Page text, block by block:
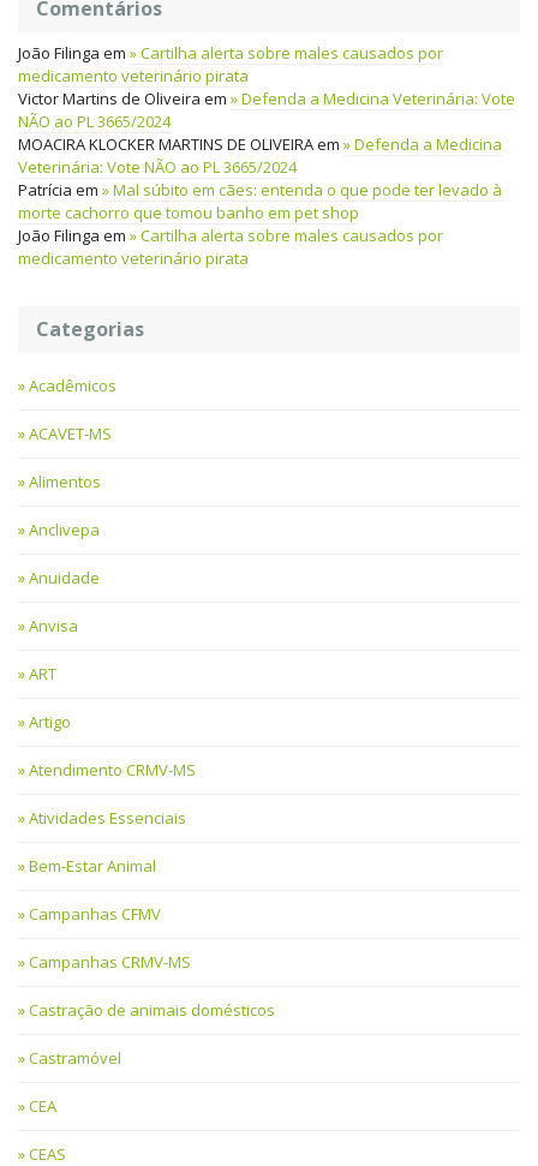
Comentários
João Filinga em
Cartilha alerta sobre males causados por
medicamento veterinário pirata
Victor Martins de Oliveira em
Defenda a Medicina Veterinária: Vote
NÃO ao PL 3665/2024
MOACIRA KLOCKER MARTINS DE OLIVEIRAem
Defenda a Medicina
Veterinária: Vote NÃO ao PL 3665/2024
Patrícia em
Mal súbito em cães: entenda o que pode ter levado à
morte cachorro que tomou banho em pet shop
João Filinga em
Cartilha alerta sobre males causados por
medicamento veterinário pirata
Categorias
Acadêmicos
ACAVET-MS
Alimentos
Anclivepa
Anuidade
Anvisa
ART
Artigo
Atendimento CRMV-MS
Atividades Essenciais
Bem-Estar Animal
Campanhas CFMV
Campanhas CRMV-MS
Castração de animais domésticos
Castramóvel
CEA
CEAS